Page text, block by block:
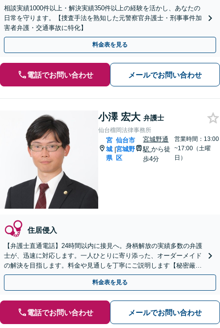
相談実績1000件以上・解決実績350件以上の経験を活かし、あなたの
日常を守ります。【捜査手法を熟知した元警察官弁護士・刑事事件加
害者弁護・交通事故に特化】
料金表を見る
電話でお問い合わせ メールでお問い合わせ
小澤 宏大 弁護士
仙台榴岡法律事務所
宮
城
県
|
仙台市
宮城野
区
宮城野通
駅から徒
歩4分
営業時間：13:00
~17:00（土曜
日）
住居侵入
【弁護士直通電話】24時間以内に接見へ。身柄解放の実績多数の弁護
士が、迅速に対応します。一人ひとりに寄り添った、オーダーメイド
の解決を目指します。料金や見通しを丁寧にご説明します【秘密厳
守】【夜間・休日相談可】
料金表を見る
電話でお問い合わせ メールでお問い合わせ